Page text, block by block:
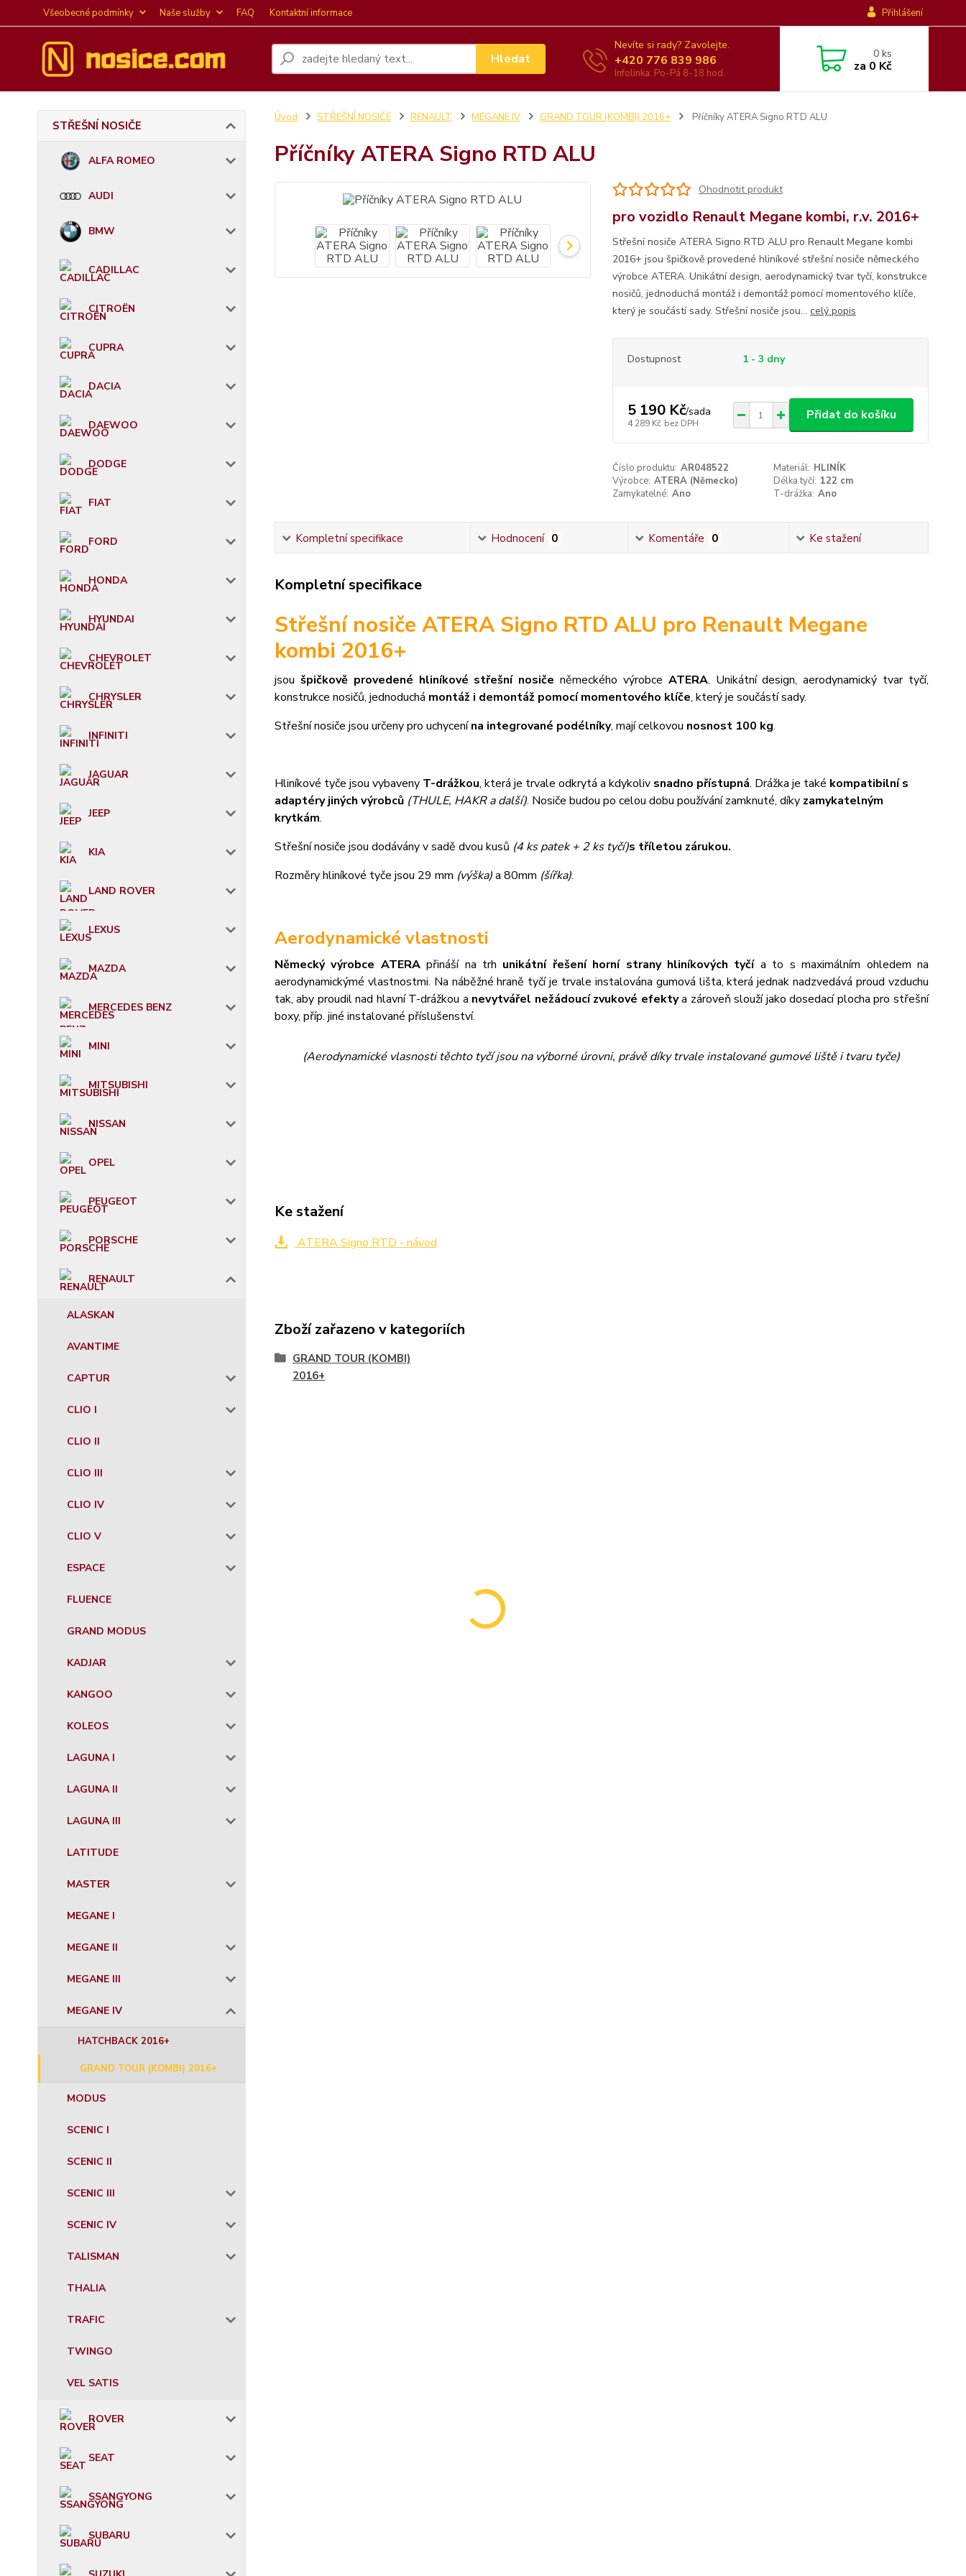
Všeobecné podmínky Naše služby FAQ Kontaktní informace Přihlášení
Hledat
Nevíte si rady? Zavolejte.
+420 776 839 986
Infolinka: Po-Pá 8-18 hod.
0ks
za 0 Kč
STŘEŠNÍ NOSIČE
ALFA ROMEO
AUDI
BMW
CADILLAC
CITROËN
CUPRA
DACIA
DAEWOO
DODGE
FIAT
FORD
HONDA
HYUNDAI
CHEVROLET
CHRYSLER
INFINITI
JAGUAR
JEEP
KIA
LAND ROVER
LEXUS
MAZDA
MERCEDES BENZ
MINI
MITSUBISHI
NISSAN
OPEL
PEUGEOT
PORSCHE
RENAULT
ALASKAN
AVANTIME
CAPTUR
CLIO I
CLIO II
CLIO III
CLIO IV
CLIO V
ESPACE
FLUENCE
GRAND MODUS
KADJAR
KANGOO
KOLEOS
LAGUNA I
LAGUNA II
LAGUNA III
LATITUDE
MASTER
MEGANE I
MEGANE II
MEGANE III
MEGANE IV
HATCHBACK 2016+
GRAND TOUR (KOMBI) 2016+
MODUS
SCENIC I
SCENIC II
SCENIC III
SCENIC IV
TALISMAN
THALIA
TRAFIC
TWINGO
VEL SATIS
ROVER
SEAT
SSANGYONG
SUBARU
Úvod STŘEŠNÍ NOSIČE RENAULT MEGANE IV GRAND TOUR (KOMBI) 2016+ Příčníky ATERA Signo RTD ALU
Příčníky ATERA Signo RTD ALU
Ohodnotit produkt
pro vozidlo Renault Megane kombi, r.v. 2016+
Střešní nosiče ATERA Signo RTD ALU pro Renault Megane kombi
2016+ jsou špičkově provedené hliníkové střešní nosiče německého
výrobce ATERA. Unikátní design, aerodynamický tvar tyčí, konstrukce
nosičů, jednoduchá montáž i demontáž pomocí momentového klíče,
který je součástí sady. Střešní nosiče jsou... celý popis
Dostupnost 1 - 3 dny
5 190 Kč/sada
4 289 Kč bez DPH
Přidat do košíku
Číslo produktu: AR048522 Materiál: HLINÍK
Výrobce: ATERA (Německo) Délka tyčí: 122 cm
Zamykatelné: Ano T-drážka: Ano
Kompletní specifikace Hodnocení 0 Komentáře 0 Ke stažení
Kompletní specifikace
Střešní nosiče ATERA Signo RTD ALU pro Renault Megane
kombi 2016+
jsou špičkově provedené hliníkové střešní nosiče německého výrobce ATERA. Unikátní design, aerodynamický tvar tyčí,
konstrukce nosičů, jednoduchá montáž i demontáž pomocí momentového klíče, který je součástí sady.
Střešní nosiče jsou určeny pro uchycenína integrované podélníky, mají celkovou nosnost 100 kg.
Hliníkové tyče jsou vybaveny T-drážkou, která je trvale odkrytá a kdykoliv snadno přístupná. Drážka je také kompatibilní s
adaptéry jiných výrobců (THULE, HAKR a další). Nosiče budou po celou dobu používání zamknuté, díky zamykatelným
krytkám.
Střešní nosiče jsou dodávány v sadě dvou kusů (4 ks patek + 2 ks tyčí)s tříletou zárukou.
Rozměry hliníkové tyče jsou 29 mm (výška)a 80mm (šířka).
Aerodynamické vlastnosti
Německý výrobce ATERApřináší na trh unikátní řešení horní strany hliníkových tyčí a to s maximálním ohledem na
aerodynamickýmé vlastnostmi. Na náběžné hraně tyčí je trvale instalována gumová lišta, která jednak nadzvedává proud vzduchu
tak, aby proudil nad hlavní T-drážkou a nevytvářel nežádoucí zvukové efektya zároveň slouží jako dosedací plocha pro střešní
boxy, příp. jiné instalované příslušenství.
(Aerodynamické vlasnosti těchto tyčí jsou na výborné úrovni, právě díky trvale instalované gumové liště i tvaru tyče)
Ke stažení
ATERA Signo RTD - návod
Zboží zařazeno v kategoriích
GRAND TOUR (KOMBI)
2016+